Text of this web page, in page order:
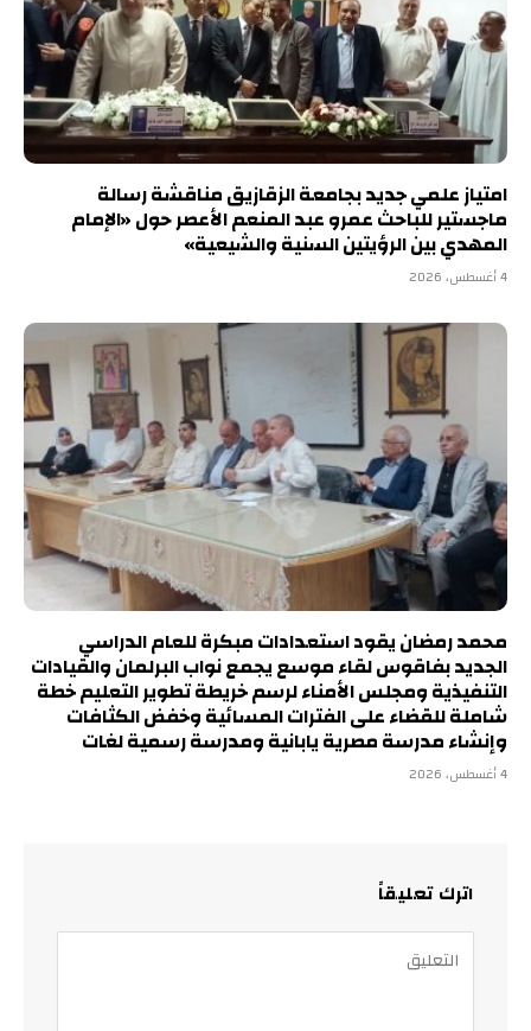
امتياز علمي جديد بجامعة الزقازيق مناقشة رسالة
ماجستير للباحث عمرو عبد المنعم الأعصر حول «الإمام
المهدي بين الرؤيتين السنية والشيعية»
4 أغسطس، 2026
محمد رمضان يقود استعدادات مبكرة للعام الدراسي
الجديد بفاقوس لقاء موسع يجمع نواب البرلمان والقيادات
التنفيذية ومجلس الأمناء لرسم خريطة تطوير التعليم خطة
شاملة للقضاء على الفترات المسائية وخفض الكثافات
وإنشاء مدرسة مصرية يابانية ومدرسة رسمية لغات
4 أغسطس، 2026
اترك تعليقاً